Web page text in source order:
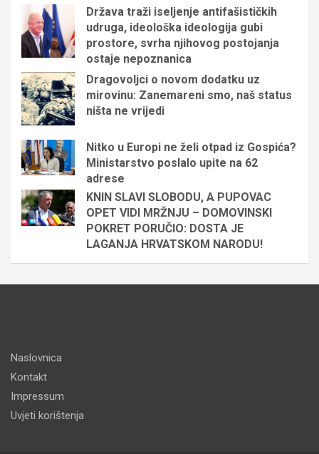
Država traži iseljenje antifašističkih
udruga, ideološka ideologija gubi
prostore, svrha njihovog postojanja
ostaje nepoznanica
Dragovoljci o novom dodatku uz
mirovinu: Zanemareni smo, naš status
ništa ne vrijedi
Nitko u Europi ne želi otpad iz Gospića?
Ministarstvo poslalo upite na 62
adrese
KNIN SLAVI SLOBODU, A PUPOVAC
OPET VIDI MRŽNJU – DOMOVINSKI
POKRET PORUČIO: DOSTA JE
LAGANJA HRVATSKOM NARODU!
Naslovnica
Kontakt
Impressum
Uvjeti korištenja